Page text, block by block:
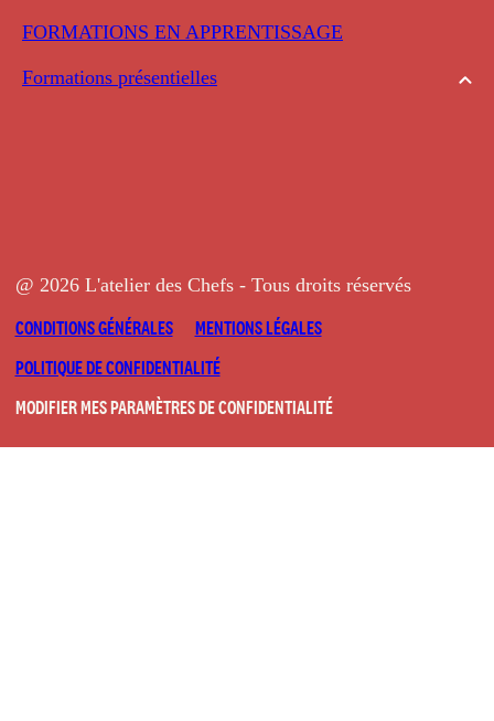
FORMATIONS EN APPRENTISSAGE
Formations présentielles
@ 2026 L'atelier des Chefs - Tous droits réservés
CONDITIONS GÉNÉRALES
MENTIONS LÉGALES
POLITIQUE DE CONFIDENTIALITÉ
MODIFIER MES PARAMÈTRES DE CONFIDENTIALITÉ